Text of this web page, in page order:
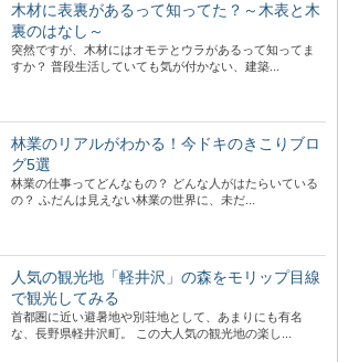
木材に表裏があるって知ってた？～木表と木
裏のはなし～
突然ですが、木材にはオモテとウラがあるって知ってま
すか？ 普段生活していても気が付かない、建築...
林業のリアルがわかる！今ドキのきこりブロ
グ5選
林業の仕事ってどんなもの？ どんな人がはたらいている
の？ ふだんは見えない林業の世界に、未だ...
人気の観光地「軽井沢」の森をモリップ目線
で観光してみる
首都圏に近い避暑地や別荘地として、あまりにも有名
な、長野県軽井沢町。 この大人気の観光地の楽し...